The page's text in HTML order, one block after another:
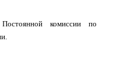
комиссии по